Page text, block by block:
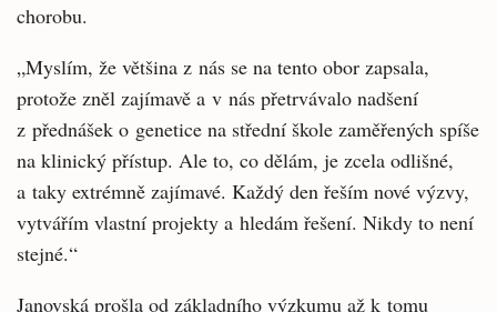
chorobu.
„Myslím, že většina z nás se na tento obor zapsala,
protože zněl zajímavě a v nás přetrvávalo nadšení
z přednášek o genetice na střední škole zaměřených spíše
na klinický přístup. Ale to, co dělám, je zcela odlišné,
a taky extrémně zajímavé. Každý den řeším nové výzvy,
vytvářím vlastní projekty a hledám řešení. Nikdy to není
stejné.“
Janovská prošla od základního výzkumu až k tomu